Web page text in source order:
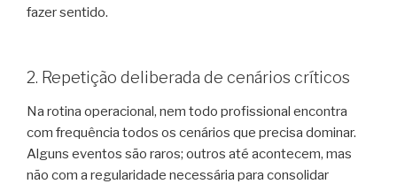
fazer sentido.
2. Repetição deliberada de cenários críticos
Na rotina operacional, nem todo profissional encontra
com frequência todos os cenários que precisa dominar.
Alguns eventos são raros; outros até acontecem, mas
não com a regularidade necessária para consolidar